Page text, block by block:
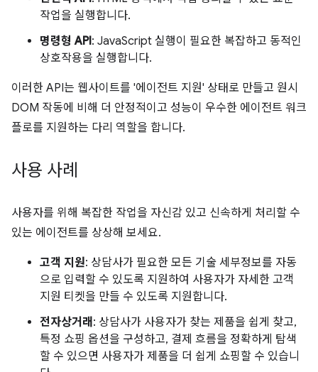
작업을 실행합니다.
명령형 API: JavaScript 실행이 필요한 복잡하고 동적인
상호작용을 실행합니다.
이러한 API는 웹사이트를 '에이전트 지원' 상태로 만들고 원시
DOM 작동에 비해 더 안정적이고 성능이 우수한 에이전트 워크
플로를 지원하는 다리 역할을 합니다.
사용 사례
사용자를 위해 복잡한 작업을 자신감 있고 신속하게 처리할 수
있는 에이전트를 상상해 보세요.
고객 지원: 상담사가 필요한 모든 기술 세부정보를 자동
으로 입력할 수 있도록 지원하여 사용자가 자세한 고객
지원 티켓을 만들 수 있도록 지원합니다.
전자상거래 : 상담사가 사용자가 찾는 제품을 쉽게 찾고,
특정 쇼핑 옵션을 구성하고, 결제 흐름을 정확하게 탐색
할 수 있으면 사용자가 제품을 더 쉽게 쇼핑할 수 있습니